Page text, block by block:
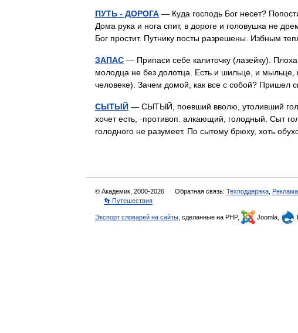
ПУТЬ - ДОРОГА — Куда господь Бог несет?
Дома рука и нога спит, в дороге и головушка не
Бог простит. Путнику посты разрешены. Избным
ЗАПАС — Припаси себе калиточку (лазейку).
молодца не без долотца. Есть и шильце, и
человеке). Зачем домой, как все с собой?
СЫТЫЙ — СЫТЫЙ, поевший вволю, утоливший
хочет есть, ·противоп. алкающий, голодный. Сыт
голодного не разумеет. По сытому брюху, хоть
© Академик, 2000-2026 Обратная связь: Техподдержка
👣 Путешествия
Экспорт словарей на сайты , сделанные на PHP, Joomla,